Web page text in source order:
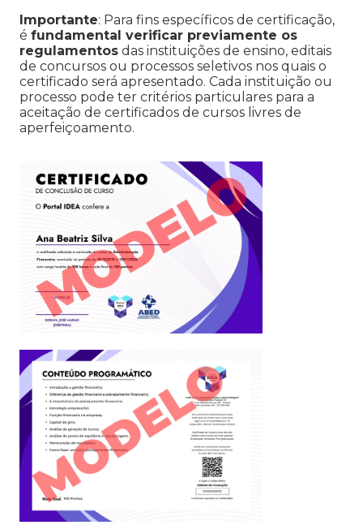
Importante: Para fins específicos de certificação,
é fundamental verificar previamente os
regulamentos das instituições de ensino, editais
de concursos ou processos seletivos nos quais o
certificado será apresentado. Cada instituição ou
processo pode ter critérios particulares para a
aceitação de certificados de cursos livres de
aperfeiçoamento.